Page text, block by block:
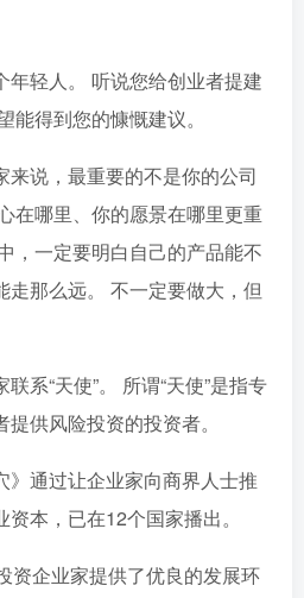
年轻人。 听说您给创业者提建
得到您的慷慨建议。
来说，最重要的不是你的公司
在哪里、你的愿景在哪里更重
，一定要明白自己的产品能不
那么远。 不一定要做大，但
系“天使”。 所谓“天使”是指专
供风险投资的投资者。
》通过让企业家向商界人士推
本，已在12个国家播出。
资企业家提供了优良的发展环